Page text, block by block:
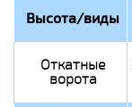
Высота/виды
Откатные
ворота